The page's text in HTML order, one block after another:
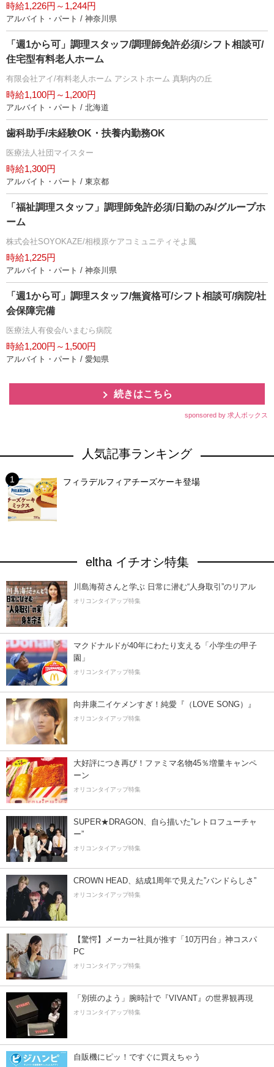
時給1,226円～1,244円
アルバイト・パート / 神奈川県
「週1から可」調理スタッフ/調理師免許必須/シフト相談可/
住宅型有料老人ホーム
有限会社アイ/有料老人ホーム アシストホーム 真駒内の丘
時給1,100円～1,200円
アルバイト・パート / 北海道
歯科助手/未経験OK・扶養内勤務OK
医療法人社団マイスター
時給1,300円
アルバイト・パート / 東京都
「福祉調理スタッフ」調理師免許必須/日勤のみ/グループホ
ーム
株式会社SOYOKAZE/相模原ケアコミュニティそよ風
時給1,225円
アルバイト・パート / 神奈川県
「週1から可」調理スタッフ/無資格可/シフト相談可/病院/社
会保障完備
医療法人有俊会/いまむら病院
時給1,200円～1,500円
アルバイト・パート / 愛知県
続きはこちら
sponsored by 求人ボックス
人気記事ランキング
フィラデルフィアチーズケーキ登場
eltha イチオシ特集
川島海荷さんと学ぶ 日常に潜む“人身取引”のリアル
オリコンタイアップ特集
マクドナルドが40年にわたり支える「小学生の甲子
園」
オリコンタイアップ特集
向井康二イケメンすぎ！純愛『（LOVE SONG）』
オリコンタイアップ特集
大好評につき再び！ファミマ名物45％増量キャンペ
ーン
オリコンタイアップ特集
SUPER★DRAGON、自ら描いた”レトロフューチャ
ー”
オリコンタイアップ特集
CROWN HEAD、結成1周年で見えた”バンドらしさ”
オリコンタイアップ特集
【驚愕】メーカー社員が推す「10万円台」神コスパ
PC
オリコンタイアップ特集
「別班のよう」腕時計で『VIVANT』の世界観再現
オリコンタイアップ特集
自販機にピッ！ですぐに買えちゃう